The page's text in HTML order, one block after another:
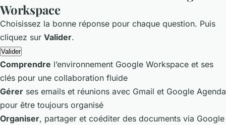
Workspace
Choisissez la bonne réponse pour chaque question. Puis
cliquez sur Valider.
Valider
Comprendre l’environnement Google Workspace et ses
clés pour une collaboration fluide
Gérer ses emails et réunions avec Gmail et Google Agenda
pour être toujours organisé
Organiser, partager et coéditer des documents via Google